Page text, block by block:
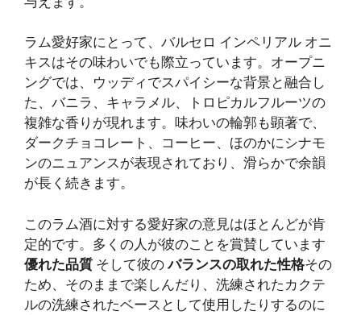
ラム愛好家にとって、バルセロ インペリアル オニ
キスはその味わいでも際立っています。オープニ
ングでは、ウッディでスパイシーな背景と融合し
た、バニラ、キャラメル、トロピカルフルーツの
複雑な香りが現れます。味わいの輪郭も顕著で、
ダークチョコレート、コーヒー、ほのかにシナモ
ンのニュアンスが表現されており、滑らかで余韻
が長く続きます。
このラム酒に対する愛好家の意見はほとんどが肯
定的です。多くの人が彼のことを賞賛しています
優れた品質 そして彼のバランスの取れた性格その
ため、そのままで楽しんだり、洗練されたカクテ
ルの洗練されたベースとして使用したりするのに